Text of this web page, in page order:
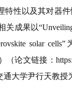
特性以及其对器
果以“Unveiling
solar
（论文链接：
大学尹行天教授